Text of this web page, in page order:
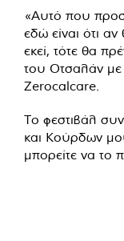
«Αυτό που
εδώ είναι ότι
εκεί, τότε θα
του Οτσαλάν με
Zerocalcare.
Το φεστιβάλ
και Κούρδων
μπορείτε να το